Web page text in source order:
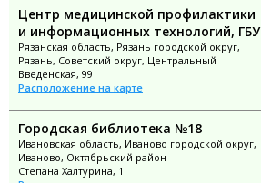
Центр медицинской профилактики
и информационных технологий, ГБУ
Рязанская область, Рязань городской округ,
Рязань, Советский округ, Центральный
Введенская, 99
Расположение на карте
Городская библиотека №18
Ивановская область, Иваново городской округ,
Иваново, Октябрьский район
Степана Халтурина, 1